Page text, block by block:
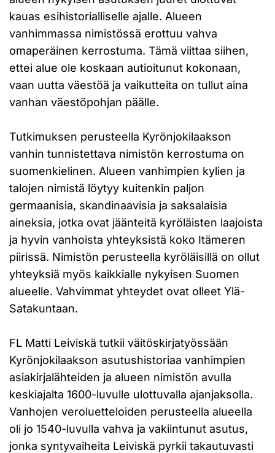
kauas esihistorialliselle ajalle. Alueen
vanhimmassa nimistössä erottuu vahva
omaperäinen kerrostuma. Tämä viittaa siihen,
ettei alue ole koskaan autioitunut kokonaan,
vaan uutta väestöä ja vaikutteita on tullut aina
vanhan väestöpohjan päälle.
Tutkimuksen perusteella Kyrönjokilaakson
vanhin tunnistettava nimistön kerrostuma on
suomenkielinen. Alueen vanhimpien kylien ja
talojen nimistä löytyy kuitenkin paljon
germaanisia, skandinaavisia ja saksalaisia
aineksia, jotka ovat jäänteitä kyröläisten laajoista
ja hyvin vanhoista yhteyksistä koko Itämeren
piirissä. Nimistön perusteella kyröläisillä on ollut
yhteyksiä myös kaikkialle nykyisen Suomen
alueelle. Vahvimmat yhteydet ovat olleet Ylä-
Satakuntaan.
FL Matti Leiviskä tutkii väitöskirjatyössään
Kyrönjokilaakson asutushistoriaa vanhimpien
asiakirjalähteiden ja alueen nimistön avulla
keskiajalta 1600-luvulle ulottuvalla ajanjaksolla.
Vanhojen veroluetteloiden perusteella alueella
oli jo 1540-luvulla vahva ja vakiintunut asutus,
jonka syntyvaiheita Leiviskä pyrkii takautuvasti